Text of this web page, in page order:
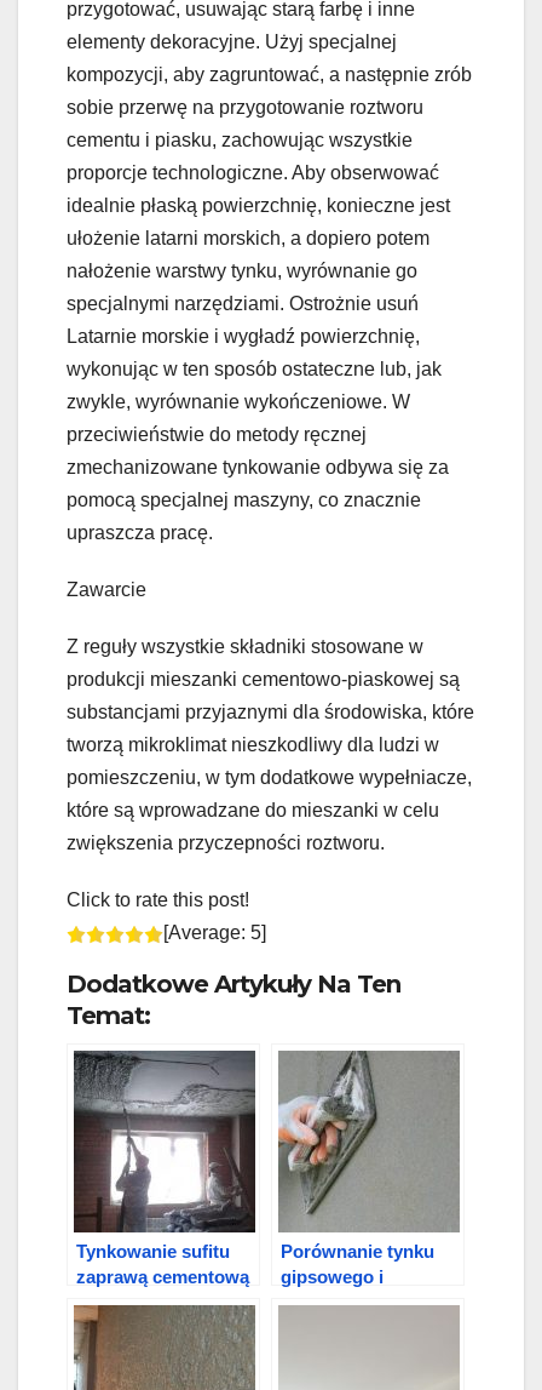
przygotować, usuwając starą farbę i inne
elementy dekoracyjne. Użyj specjalnej
kompozycji, aby zagruntować, a następnie zrób
sobie przerwę na przygotowanie roztworu
cementu i piasku, zachowując wszystkie
proporcje technologiczne. Aby obserwować
idealnie płaską powierzchnię, konieczne jest
ułożenie latarni morskich, a dopiero potem
nałożenie warstwy tynku, wyrównanie go
specjalnymi narzędziami. Ostrożnie usuń
Latarnie morskie i wygładź powierzchnię,
wykonując w ten sposób ostateczne lub, jak
zwykle, wyrównanie wykończeniowe. W
przeciwieństwie do metody ręcznej
zmechanizowane tynkowanie odbywa się za
pomocą specjalnej maszyny, co znacznie
upraszcza pracę.
Zawarcie
Z reguły wszystkie składniki stosowane w
produkcji mieszanki cementowo-piaskowej są
substancjami przyjaznymi dla środowiska, które
tworzą mikroklimat nieszkodliwy dla ludzi w
pomieszczeniu, w tym dodatkowe wypełniacze,
które są wprowadzane do mieszanki w celu
zwiększenia przyczepności roztworu.
Click to rate this post!
[Average: 5]
Dodatkowe Artykuły Na Ten
Temat:
Tynkowanie sufitu
zaprawą cementową
Porównanie tynku
gipsowego i
mieszanki